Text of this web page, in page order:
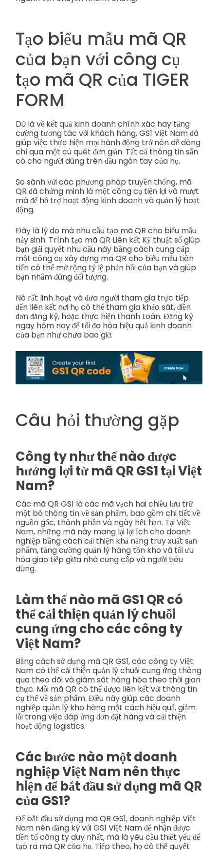
Tạo biểu mẫu mã QR
của bạn với công cụ
tạo mã QR của TIGER
FORM
Dù là về kết quả kinh doanh chính xác hay tăng
cường tương tác với khách hàng, GS1 Việt Nam đã
giúp việc thực hiện mọi hành động trở nên dễ dàng
chỉ qua một cú quét đơn giản. Tất cả thông tin sẵn
có cho người dùng trên đầu ngón tay của họ.
So sánh với các phương pháp truyền thống, mã
QR đã chứng minh là một công cụ tiện lợi và mượt
mà để hỗ trợ hoạt động kinh doanh và quản lý hoạt
động.
Đây là lý do mà nhu cầu tạo mã QR cho biểu mẫu
nảy sinh. Trình tạo mã QR Liên kết Kỹ thuật số giúp
bạn giải quyết nhu cầu này bằng cách cung cấp
một công cụ xây dựng mã QR cho biểu mẫu tiên
tiến có thể mở rộng tỷ lệ phản hồi của bạn và giúp
bạn nhắm đúng đối tượng.
Nó rất linh hoạt và đưa người tham gia trực tiếp
đến liên kết nơi họ có thể tham gia khảo sát, điền
đơn đăng ký, hoặc thực hiện thanh toán. Đăng ký
ngay hôm nay để tối đa hóa hiệu quả kinh doanh
của bạn như chưa bao giờ.
Câu hỏi thường gặp
Công ty như thế nào được
hưởng lợi từ mã QR GS1 tại Việt
Nam?
Các mã QR GS1 là các mã vạch hai chiều lưu trữ
một bó thông tin về sản phẩm, bao gồm chi tiết về
nguồn gốc, thành phần và ngày hết hạn. Tại Việt
Nam, những mã này mang lại lợi ích cho doanh
nghiệp bằng cách cải thiện khả năng truy xuất sản
phẩm, tăng cường quản lý hàng tồn kho và tối ưu
hóa giao tiếp giữa nhà cung cấp và người tiêu
dùng.
Làm thế nào mã GS1 QR có
thể cải thiện quản lý chuỗi
cung ứng cho các công ty
Việt Nam?
Bằng cách sử dụng mã QR GS1, các công ty Việt
Nam có thể cải thiện quản lý chuỗi cung ứng thông
qua theo dõi và giám sát hàng hóa theo thời gian
thực. Mỗi mã QR có thể được liên kết với thông tin
cụ thể về sản phẩm. Điều này giúp các doanh
nghiệp quản lý kho hàng một cách hiệu quả, giảm
lỗi trong việc đáp ứng đơn đặt hàng và cải thiện
hoạt động logistics.
Các bước nào một doanh
nghiệp Việt Nam nên thực
hiện để bắt đầu sử dụng mã QR
của GS1?
Để bắt đầu sử dụng mã QR GS1, doanh nghiệp Việt
Nam nên đăng ký với GS1 Việt Nam để nhận được
tiền tố công ty duy nhất, mà là yêu cầu thiết yếu để
tạo ra mã QR của họ. Tiếp theo, họ có thể quyết